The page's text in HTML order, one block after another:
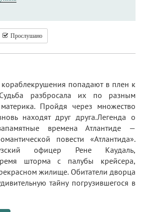
Прослушано
попадают в плен к
разбросала их по разным
Пройдя через множество
находят друг друга.Легенда о
времена Атлантиде —
повести «Атлантида».
офицер Рене Каудаль,
шторма с палубы крейсера,
жилище. Обитатели дворца
тайну погрузившегося в